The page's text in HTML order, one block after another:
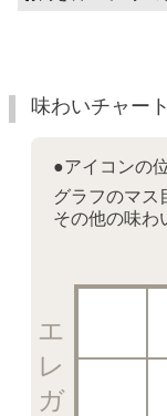
味わいチャート
●アイコンの
グラフのマス
その他の味わ